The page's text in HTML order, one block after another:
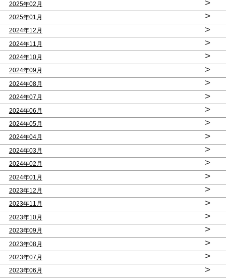
2025年02月 >
2025年01月 >
2024年12月 >
2024年11月 >
2024年10月 >
2024年09月 >
2024年08月 >
2024年07月 >
2024年06月 >
2024年05月 >
2024年04月 >
2024年03月 >
2024年02月 >
2024年01月 >
2023年12月 >
2023年11月 >
2023年10月 >
2023年09月 >
2023年08月 >
2023年07月 >
2023年06月 >